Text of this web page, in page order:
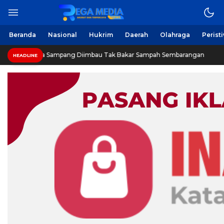
Regamedianews.com
Berita Harian Online
Beranda Nasional Hukrim Daerah Olahraga
HEADLINE
Warga Sampang Diimbau Tak Bakar Sampah Sembarangan